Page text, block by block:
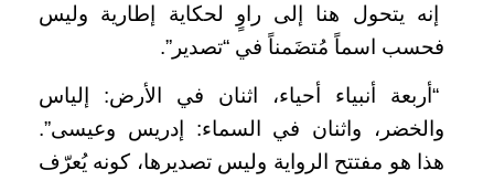
إنه يتحول هنا إلى راوٍ لحكاية إطارية وليس
فحسب اسماً مُتضَمناً في “تصدير”.
“أربعة أنبياء أحياء، اثنان في الأرض: إلياس
والخضر، واثنان في السماء: إدريس وعيسى”.
هذا هو مفتتح الرواية وليس تصديرها، كونه يُعرّف